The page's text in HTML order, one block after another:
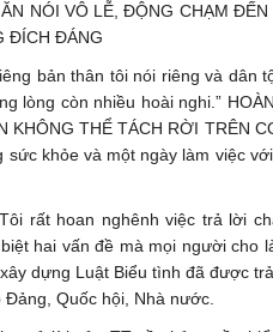
NÓI VÔ LỄ, ĐỘNG CHẠM ĐẾN
ĐÍCH ĐÁNG
bản thân tôi nói riêng và dân
lòng còn nhiều hoài nghi.”
KHÔNG THỂ TÁCH RỜI TRÊN
khỏe và một ngày làm việc
rất hoan nghênh việc trả lời
hai vấn đề mà mọi người cho
dựng Luật Biểu tình đã được
Quốc hội, Nhà nước.